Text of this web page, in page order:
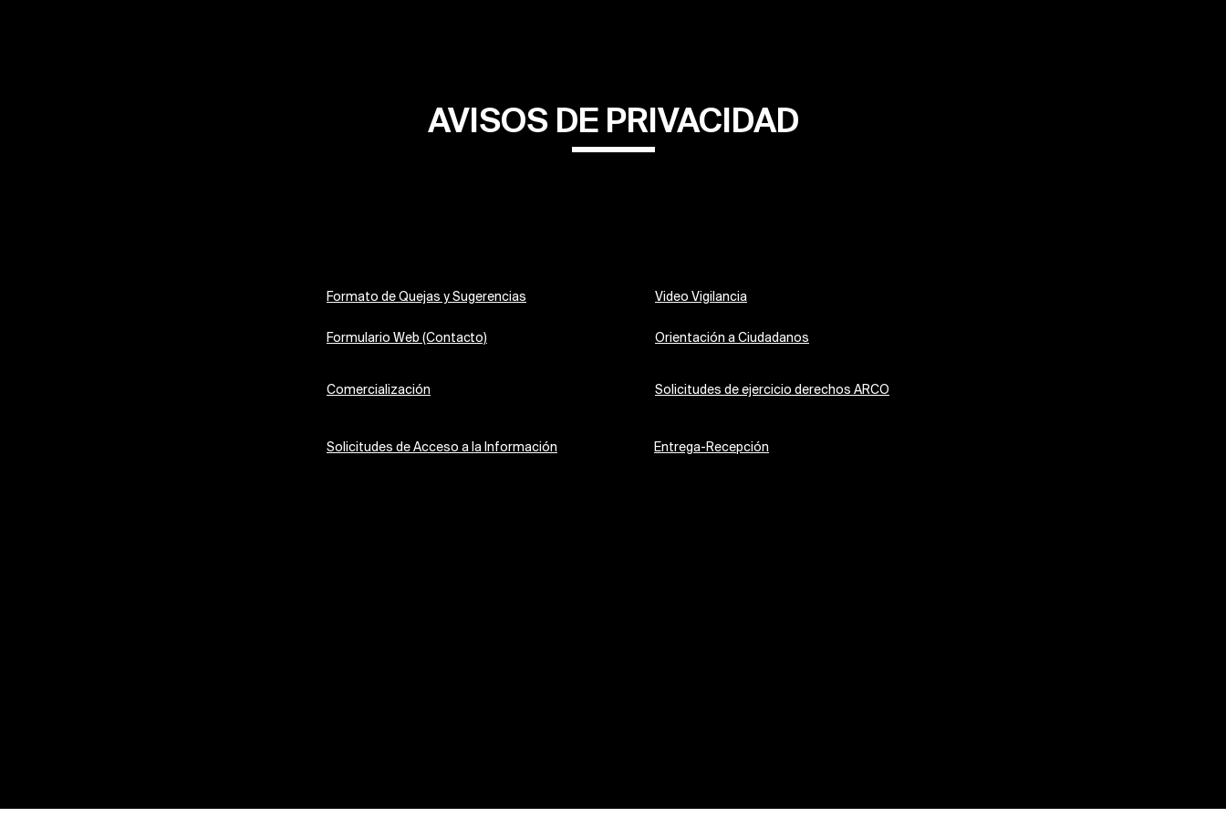
AVISOS DE PRIVACIDAD
Formato de Quejas y Sugerencias
Formulario Web (Contacto)
Comercialización
Solicitudes de Acceso a la Información
Video Vigilancia
Orientación a Ciudadanos
Solicitudes de ejercicio derechos ARCO
Entrega-Recepción